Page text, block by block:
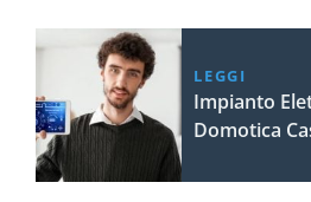
LEGGI
Impianto
Domotica